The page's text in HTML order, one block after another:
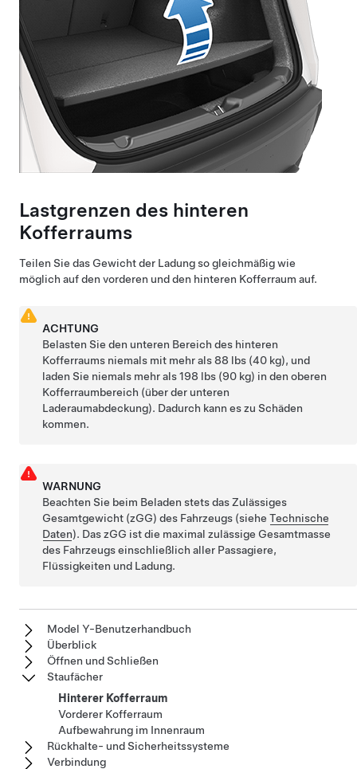
Lastgrenzen des hinteren
Kofferraums
Teilen Sie das Gewicht der Ladung so gleichmäßig wie
möglich auf den vorderen und den hinteren Kofferraum auf.
ACHTUNG
Belasten Sie den unteren Bereich des hinteren
Kofferraums niemals mit mehr als88 lbs (40 kg), und
laden Sie niemals mehr als198 lbs (90 kg) in den oberen
Kofferraumbereich (über der unteren
Laderaumabdeckung). Dadurch kann es zu Schäden
kommen.
WARNUNG
Beachten Sie beim Beladen stets dasZulässiges
Gesamtgewicht (zGG) des Fahrzeugs (sieheTechnische
Daten). DaszGG ist die maximal zulässige Gesamtmasse
des Fahrzeugs einschließlich aller Passagiere,
Flüssigkeiten und Ladung.
Model Y-Benutzerhandbuch
Überblick
Öffnen und Schließen
Staufächer
Hinterer Kofferraum
Vorderer Kofferraum
Aufbewahrung im Innenraum
Rückhalte- und Sicherheitssysteme
Verbindung